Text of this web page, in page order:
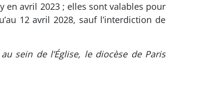
en avril 2023 ; elles sont valables pour
12 avril 2028, sauf l’interdiction de
sein de l’Église, le diocèse de Paris